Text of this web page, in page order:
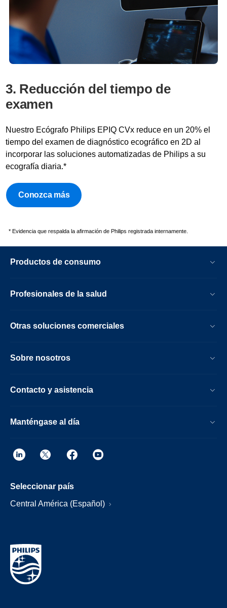
3. Reducción del tiempo de
examen
Nuestro Ecógrafo Philips EPIQ CVx reduce en un 20% el
tiempo del examen de diagnóstico ecográfico en 2D al
incorporar las soluciones automatizadas de Philips a su
ecografía diaria.*
Conozca más
* Evidencia que respalda la afirmación de Philips registrada internamente.
Productos de consumo
Profesionales de la salud
Otras soluciones comerciales
Sobre nosotros
Contacto y asistencia
Manténgase al día
Seleccionar país
Central América (Español)